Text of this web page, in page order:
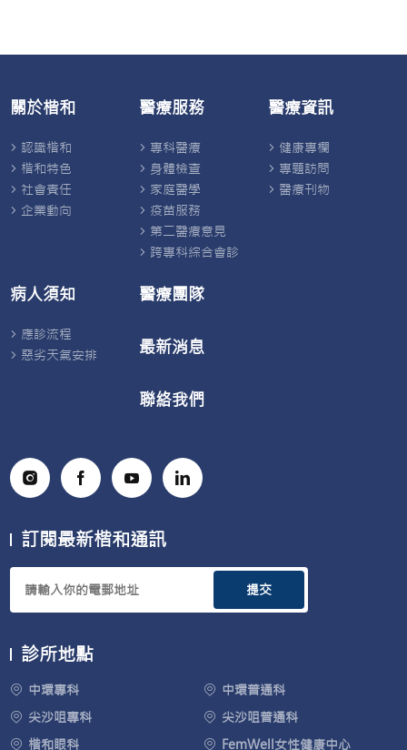
關於楷和
認識楷和
楷和特色
社會責任
企業動向
醫療服務
專科醫療
身體檢查
家庭醫學
疫苗服務
第二醫療意見
跨專科綜合會診
醫療資訊
健康專欄
專題訪問
醫療刊物
病人須知
應診流程
惡劣天氣安排
醫療團隊
最新消息
聯絡我們
訂閱最新楷和通訊
提交
診所地點
中環專科
中環普通科
尖沙咀專科
尖沙咀普通科
楷和眼科
FemWell女性健康中心